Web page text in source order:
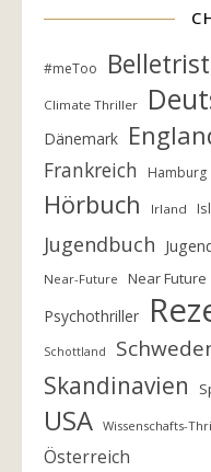
#meToo
Climate Thriller
Dänemark
Frankreich Hamburg
Hörbuch Irland
Jugendbuch
Near-Future Near Future
Psychothriller
Schottland
Skandinavien
USA Wissenschafts-
Österreich